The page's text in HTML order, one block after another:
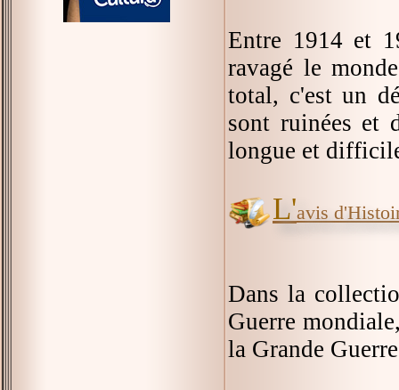
Entre 1914 et
ravagé le
total, c'est un
sont ruinées et
longue et
L'avis
Dans la
Guerre
la Grande